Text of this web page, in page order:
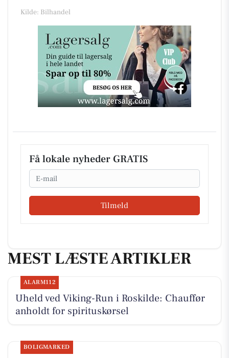
Kilde: Bilhandel
Få lokale nyheder GRATIS
Email
Tilmeld
MEST LÆSTE ARTIKLER
ALARM112
Uheld ved Viking-Run i Roskilde: Chauffør
anholdt for spirituskørsel
BOLIGMARKED